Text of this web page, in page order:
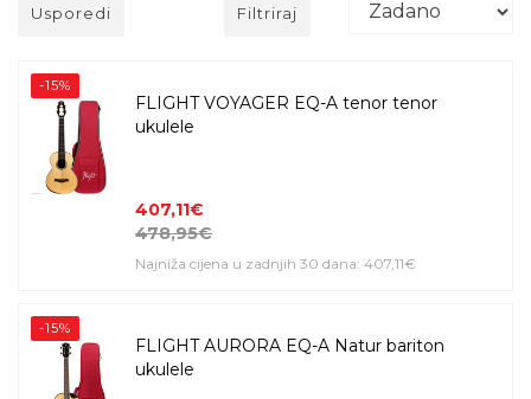
Usporedi Filtriraj
-15%
FLIGHT VOYAGER EQ-A tenor tenor
ukulele
407,11€
478,95€
Najniža cijena u zadnjih 30 dana: 407,11€
-15%
FLIGHT AURORA EQ-A Natur bariton
ukulele